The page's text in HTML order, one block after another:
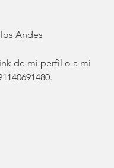
Andes
de mi perfil o a mi